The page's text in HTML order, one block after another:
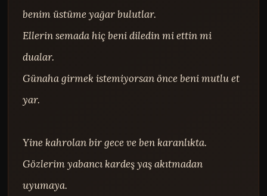
benim üstüme yağar bulutlar.
Ellerin semada hiç beni diledin mi ettin mi
dualar.
Günaha girmek istemiyorsan önce beni mutlu et
yar.
Yine kahrolan bir gece ve ben karanlıkta.
Gözlerim yabancı kardeş yaş akıtmadan
uyumaya.